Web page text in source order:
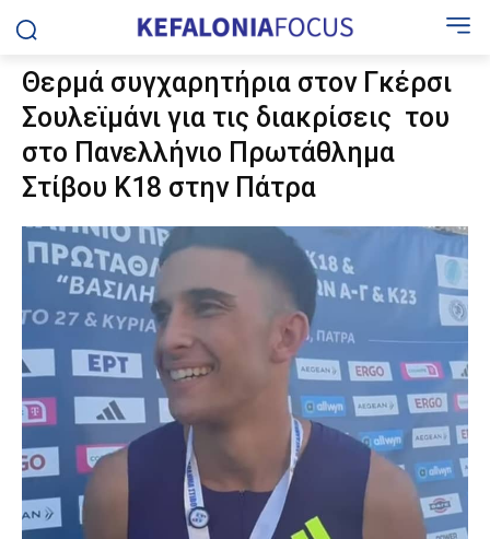
Θερμά συγχαρητήρια στον Γκέρσι
Σουλεϊμάνι για τις διακρίσεις του
στο Πανελλήνιο Πρωτάθλημα
Στίβου Κ18 στην Πάτρα